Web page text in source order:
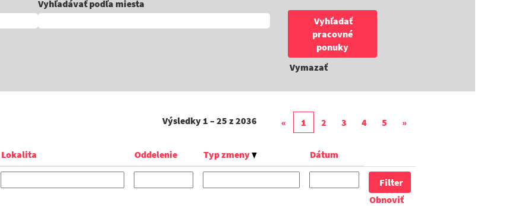
Vyhľadávať podľa miesta
Vymazať
Výsledky 1 – 25 z2036 « 1 2 3 4 5 »
Lokalita Oddelenie Typ zmeny Dátum
Obnoviť